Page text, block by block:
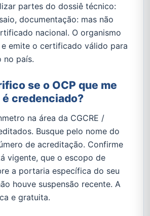
partes do dossiê técnico:
documentação: mas não
nacional. O organismo
emite o certificado válido para
no país.
se o OCP que me
credenciado?
na área da CGCRE /
Busque pelo nome do
de acreditação. Confirme
vigente, que o escopo de
a portaria específica do seu
houve suspensão recente. A
e gratuita.